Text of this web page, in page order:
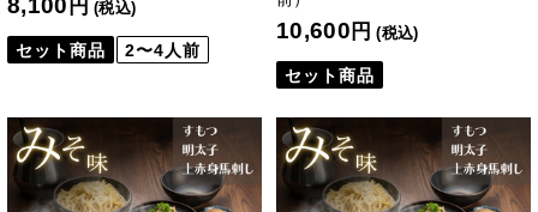
8,100 円 (税込)
セット商品 2〜4人前
10,600 円 (税込)
セット商品